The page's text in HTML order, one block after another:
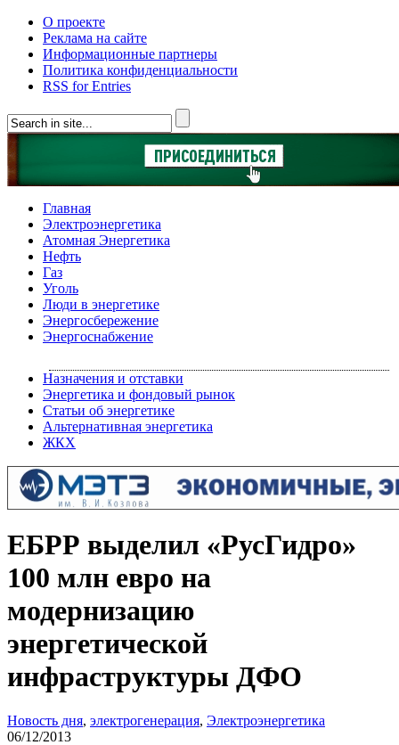
О проекте
Реклама на сайте
Информационные партнеры
Политика конфиденциальности
RSS for Entries
Главная
Электроэнергетика
Атомная Энергетика
Нефть
Газ
Уголь
Люди в энергетике
Энергосбережение
Энергоснабжение
Назначения и отставки
Энергетика и фондовый рынок
Статьи об энергетике
Альтернативная энергетика
ЖКХ
ЕБРР выделил «РусГидро»
100 млн евро на
модернизацию
энергетической
инфраструктуры ДФО
Новость дня, электрогенерация, Электроэнергетика
06/12/2013